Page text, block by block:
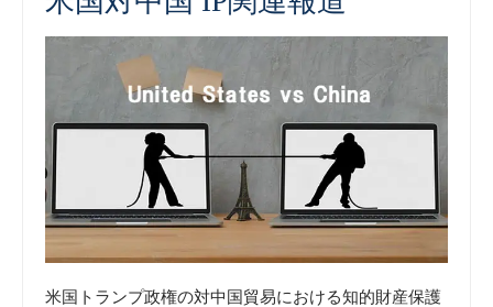
米国トランプ政権の対中国貿易における知的財産保護